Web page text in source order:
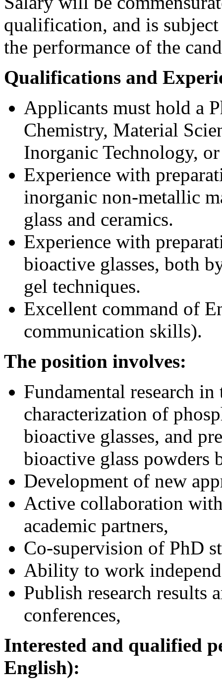
qualification, and is
the performance of the
Qualifications and
Applicants must hold a
Chemistry, Material
Inorganic Technology,
Experience with
inorganic non-metallic
glass and ceramics.
Experience with
bioactive glasses, both
gel techniques.
Excellent command of
communication skills).
The position involves:
Fundamental research
characterization of
bioactive glasses, and
bioactive glass powders
Development of new
Active collaboration
academic partners,
Co-supervision of PhD
Ability to work
Publish research results
conferences,
Interested and qualified
English):